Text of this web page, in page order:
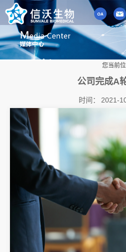
您当前
公司完成A
时间： 2021-